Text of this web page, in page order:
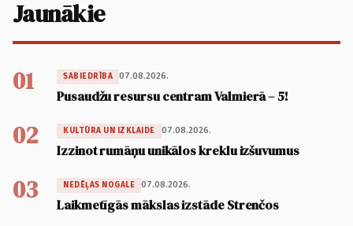
Jaunākie
01 SABIEDRĪBA 07.08.2026.
Pusaudžu resursu centram Valmierā – 5!
02 KULTŪRA UN IZKLAIDE 07.08.2026.
Izzinot rumāņu unikālos kreklu izšuvumus
03 NEDĒĻAS NOGALE 07.08.2026.
Laikmetīgās mākslas izstāde Strenčos